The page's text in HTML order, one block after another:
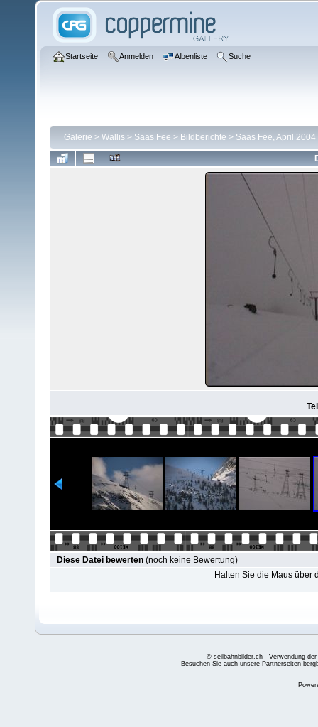
Startseite Anmelden Albenliste Suche
Galerie > Wallis > Saas Fee > Bildberichte > Saas Fee, April 2004
Diese Datei bewerten (noch keine Bewertung)
Halten Sie die Maus über
© seilbahnbilder.ch - Verwendung
Besuchen Sie auch unsere Partnerseiten